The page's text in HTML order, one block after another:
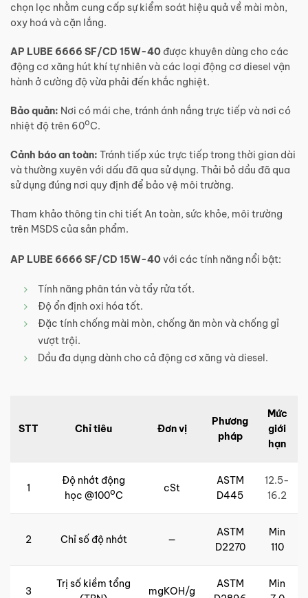
chọn lọc nhằm cung cấp sự kiểm soát hiệu quả về mài mòn,
oxy hoá và cặn lắng.
AP LUBE 6666 SF/CD 15W-40 được khuyên dùng cho các
động cơ xăng hút khí tự nhiên và các loại động cơ diesel vận
hành ở cường độ vừa phải đến khắc nghiệt.
Bảo quản: Nơi có mái che, tránh ánh nắng trực tiếp và nơi có
nhiệt độ trên 60oC.
Cảnh báo an toàn: Tránh tiếp xúc trực tiếp trong thời gian dài
và thường xuyên với dấu đã qua sử dụng. Thải bỏ dầu đã qua
sử dụng đúng nơi quy định để bảo vệ môi trường.
Tham khảo thông tin chi tiết An toàn, sức khỏe, môi trường
trên MSDS của sản phẩm.
AP LUBE 6666 SF/CD 15W-40với các tính năng nổi bật:
Tính năng phân tán và tẩy rửa tốt.
Độ ổn định oxi hóa tốt.
Đặc tính chống mài mòn, chống ăn mòn và chống gỉ
vượt trội.
Dầu đa dụng dành cho cả động cơ xăng và diesel.
STT Chỉ tiêu Đơn vị
Phương
pháp
Mức
giới
hạn
1
Độ nhớt động
học @100oC
cSt
ASTM
D445
12.5-
16.2
2 Chỉ số độ nhớt —
ASTM
D2270
Min
110
3
Trị số kiềm tổng
mgKOH/g
ASTM
Min